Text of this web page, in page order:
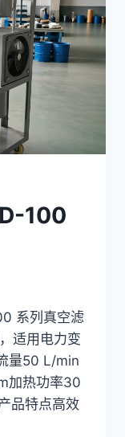
100
系列真空滤
适用电力变
量50 L/min
加热功率30
品特点高效